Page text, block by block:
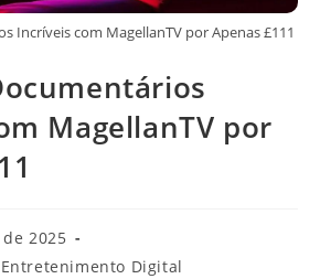
Incríveis com MagellanTV por Apenas £111
MagellanTV por
2025
Digital